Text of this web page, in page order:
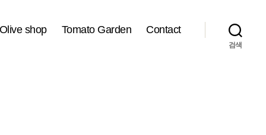
Olive shop Tomato Garden Contact
검색